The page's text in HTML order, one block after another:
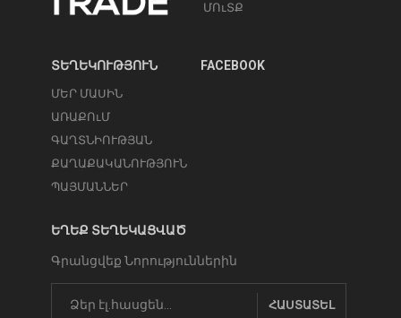
ՄՈւՏՔ
ՏԵՂԵԿՈՒԹՅՈՒՆ
ՄԵՐ ՄԱՍԻՆ
ԱՌԱՔՈւՄ
ԳԱՂՏՆԻՈՒԹՅԱՆ
ՔԱՂԱՔԱԿԱՆՈՒԹՅՈՒՆ
ՊԱՅՄԱՆՆԵՐ
FACEBOOK
ԵՂԵՔ ՏԵՂԵԿԱՑՎԱԾ
Գրանցվեք Նորություններին
ՀԱՍՏԱՏԵԼ